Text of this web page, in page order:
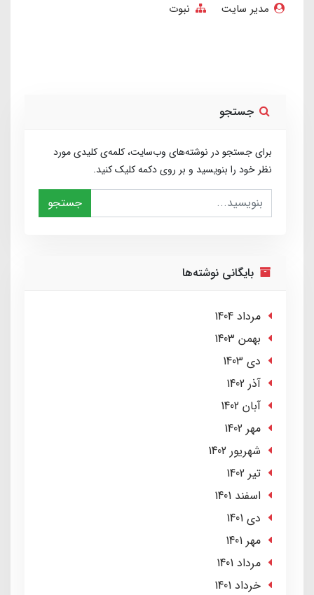
مدیر سایت نبوت
جستجو
برای جستجو در نوشته‌های وب‌سایت، کلمه‌ی کلیدی مورد
نظر خود را بنویسید و بر روی دکمه کلیک کنید.
جستجو
بایگانی نوشته‌ها
مرداد 1404
بهمن 1403
دی 1403
آذر 1402
آبان 1402
مهر 1402
شهریور 1402
تير 1402
اسفند 1401
دی 1401
مهر 1401
مرداد 1401
خرداد 1401